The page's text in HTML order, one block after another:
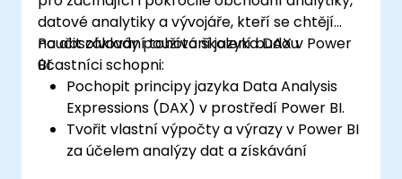
datové analytiky a vývojáře, kteří se chtějí
naučit základy používání jazyka DAX v Power
BI.
Po absolvování tohoto školení budou
účastníci schopni:
Pochopit principy jazyka Data Analysis
Expressions (DAX) v prostředí Power BI.
Tvořit vlastní výpočty a výrazy v Power BI
za účelem analýzy dat a získávání